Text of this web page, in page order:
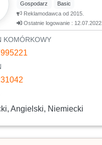
Gospodarz
Basic
Reklamodawca od 2015.
Ostatnie logowanie : 12.07.2022.
KOMÓRKOWY
Angielski, Niemiecki